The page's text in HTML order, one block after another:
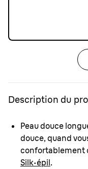
Description du
Peau douce
douce, quand
confortablement
Silk·épil.